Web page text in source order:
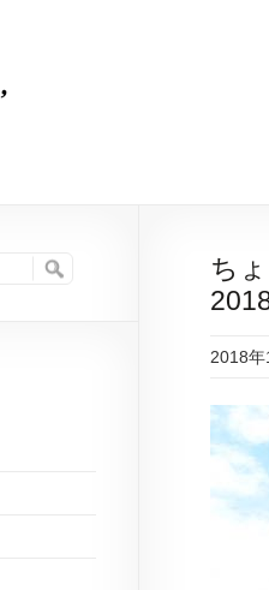
ち
2018